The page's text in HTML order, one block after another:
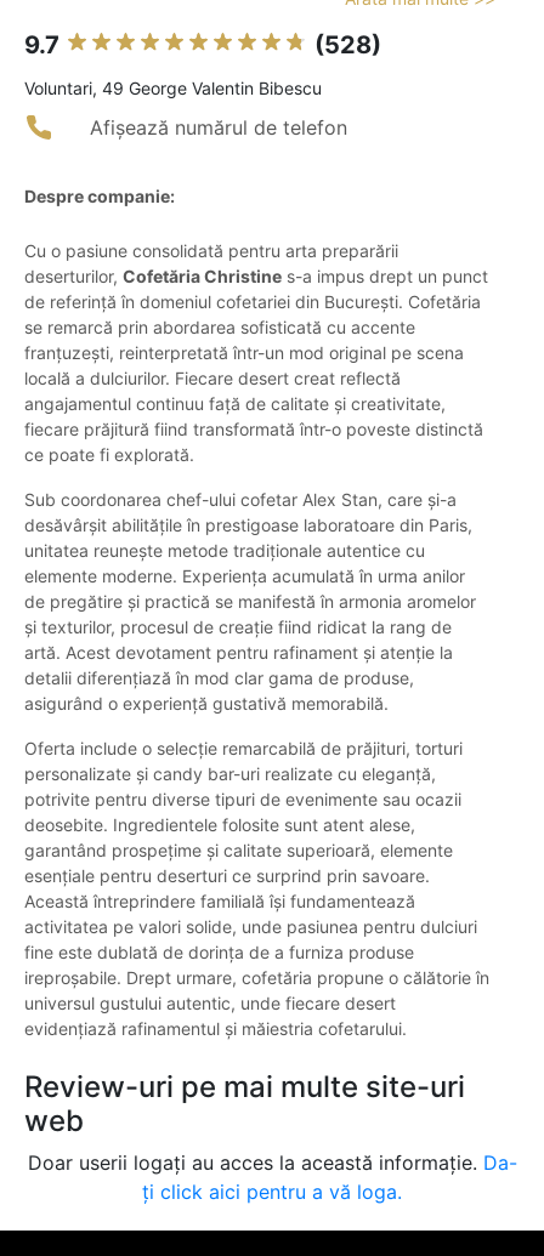
9.7 (528)
Voluntari, 49 George Valentin Bibescu
Afișează numărul de telefon
Despre companie:
Cu o pasiune consolidată pentru arta preparării
deserturilor, Cofetăria Christine s-a impus drept un punct
de referință în domeniul cofetariei din București. Cofetăria
se remarcă prin abordarea sofisticată cu accente
franțuzești, reinterpretată într-un mod original pe scena
locală a dulciurilor. Fiecare desert creat reflectă
angajamentul continuu față de calitate și creativitate,
fiecare prăjitură fiind transformată într-o poveste distinctă
ce poate fi explorată.
Sub coordonarea chef-ului cofetar Alex Stan, care și-a
desăvârșit abilitățile în prestigoase laboratoare din Paris,
unitatea reunește metode tradiționale autentice cu
elemente moderne. Experiența acumulată în urma anilor
de pregătire și practică se manifestă în armonia aromelor
și texturilor, procesul de creație fiind ridicat la rang de
artă. Acest devotament pentru rafinament și atenție la
detalii diferențiază în mod clar gama de produse,
asigurând o experiență gustativă memorabilă.
Oferta include o selecție remarcabilă de prăjituri, torturi
personalizate și candy bar-uri realizate cu eleganță,
potrivite pentru diverse tipuri de evenimente sau ocazii
deosebite. Ingredientele folosite sunt atent alese,
garantând prospețime și calitate superioară, elemente
esențiale pentru deserturi ce surprind prin savoare.
Această întreprindere familială își fundamentează
activitatea pe valori solide, unde pasiunea pentru dulciuri
fine este dublată de dorința de a furniza produse
ireproșabile. Drept urmare, cofetăria propune o călătorie în
universul gustului autentic, unde fiecare desert
evidențiază rafinamentul și măiestria cofetarului.
Review-uri pe mai multe site-uri
web
Doar userii logați au acces la această informație. Da-
ți click aici pentru a vă loga.